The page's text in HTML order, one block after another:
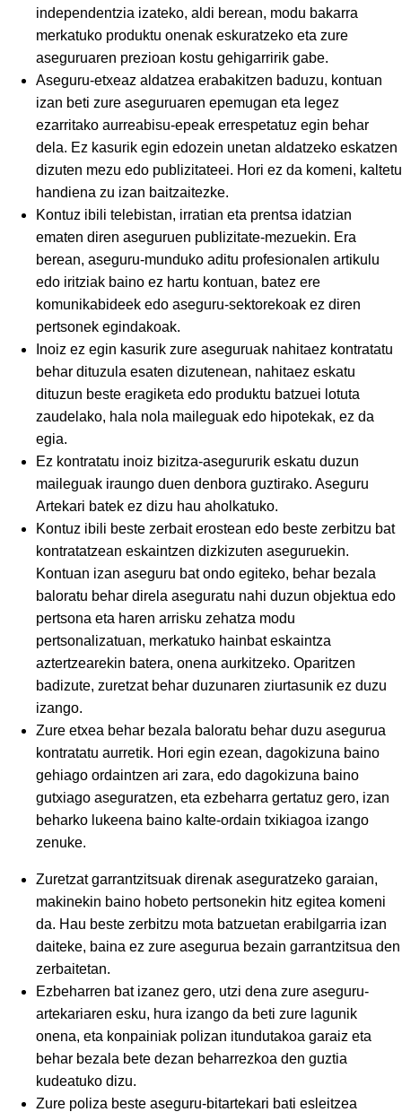
independentzia izateko, aldi berean, modu bakarra
merkatuko produktu onenak eskuratzeko eta zure
aseguruaren prezioan kostu gehigarririk gabe.
Aseguru-etxeaz aldatzea erabakitzen baduzu, kontuan
izan beti zure aseguruaren epemugan eta legez
ezarritako aurreabisu-epeak errespetatuz egin behar
dela. Ez kasurik egin edozein unetan aldatzeko eskatzen
dizuten mezu edo publizitateei. Hori ez da komeni, kaltetu
handiena zu izan baitzaitezke.
Kontuz ibili telebistan, irratian eta prentsa idatzian
ematen diren aseguruen publizitate-mezuekin. Era
berean, aseguru-munduko aditu profesionalen artikulu
edo iritziak baino ez hartu kontuan, batez ere
komunikabideek edo aseguru-sektorekoak ez diren
pertsonek egindakoak.
Inoiz ez egin kasurik zure aseguruak nahitaez kontratatu
behar dituzula esaten dizutenean, nahitaez eskatu
dituzun beste eragiketa edo produktu batzuei lotuta
zaudelako, hala nola maileguak edo hipotekak, ez da
egia.
Ez kontratatu inoiz bizitza-asegururik eskatu duzun
maileguak iraungo duen denbora guztirako. Aseguru
Artekari batek ez dizu hau aholkatuko.
Kontuz ibili beste zerbait erostean edo beste zerbitzu bat
kontratatzean eskaintzen dizkizuten aseguruekin.
Kontuan izan aseguru bat ondo egiteko, behar bezala
baloratu behar direla aseguratu nahi duzun objektua edo
pertsona eta haren arrisku zehatza modu
pertsonalizatuan, merkatuko hainbat eskaintza
aztertzearekin batera, onena aurkitzeko. Oparitzen
badizute, zuretzat behar duzunaren ziurtasunik ez duzu
izango.
Zure etxea behar bezala baloratu behar duzu asegurua
kontratatu aurretik. Hori egin ezean, dagokizuna baino
gehiago ordaintzen ari zara, edo dagokizuna baino
gutxiago aseguratzen, eta ezbeharra gertatuz gero, izan
beharko lukeena baino kalte-ordain txikiagoa izango
zenuke.
Zuretzat garrantzitsuak direnak aseguratzeko garaian,
makinekin baino hobeto pertsonekin hitz egitea komeni
da. Hau beste zerbitzu mota batzuetan erabilgarria izan
daiteke, baina ez zure asegurua bezain garrantzitsua den
zerbaitetan.
Ezbeharren bat izanez gero, utzi dena zure aseguru-
artekariaren esku, hura izango da beti zure lagunik
onena, eta konpainiak polizan itundutakoa garaiz eta
behar bezala bete dezan beharrezkoa den guztia
kudeatuko dizu.
Zure poliza beste aseguru-bitartekari bati esleitzea